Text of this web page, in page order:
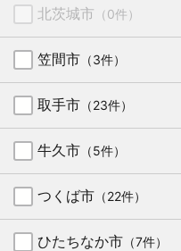
北茨城市 （0件）
笠間市 （3件）
取手市 （23件）
牛久市 （5件）
つくば市 （22件）
ひたちなか市 （7件）